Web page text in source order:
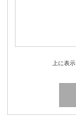
上に表